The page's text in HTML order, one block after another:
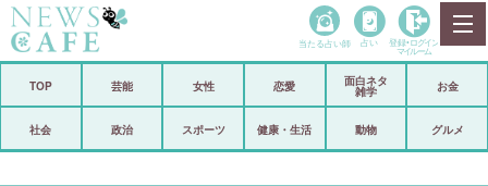
政治
当たる占い師 占い 登録• ログイン
マイルーム
TOP 芸能 女性 恋愛
面白ネタ
雑学
お金
社会 政治 スポーツ 健康・生活 動物 グルメ